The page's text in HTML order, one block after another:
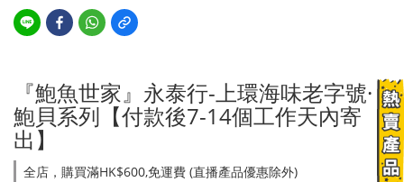
『鮑魚世家』永泰行-上環海味老字號·
鮑貝系列【付款後7-14個工作天內寄
出】
全店，購買滿HK$600,免運費 (直播產品優惠除外)